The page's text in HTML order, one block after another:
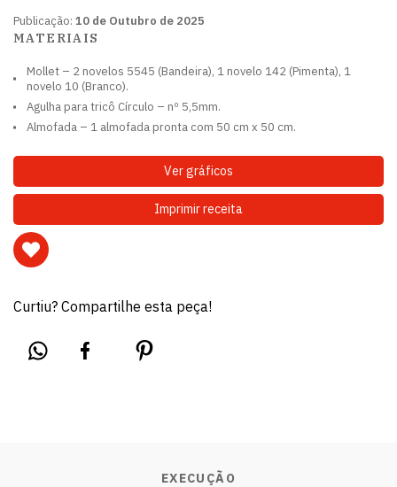
Publicação: 10 de Outubro de 2025
MATERIAIS
Mollet – 2 novelos 5545 (Bandeira), 1 novelo 142 (Pimenta), 1
novelo 10 (Branco).
Agulha para tricô Círculo – nº 5,5mm.
Almofada – 1 almofada pronta com 50 cm x 50 cm.
Ver gráficos
Imprimir receita
Curtiu? Compartilhe esta peça!
EXECUÇÃO